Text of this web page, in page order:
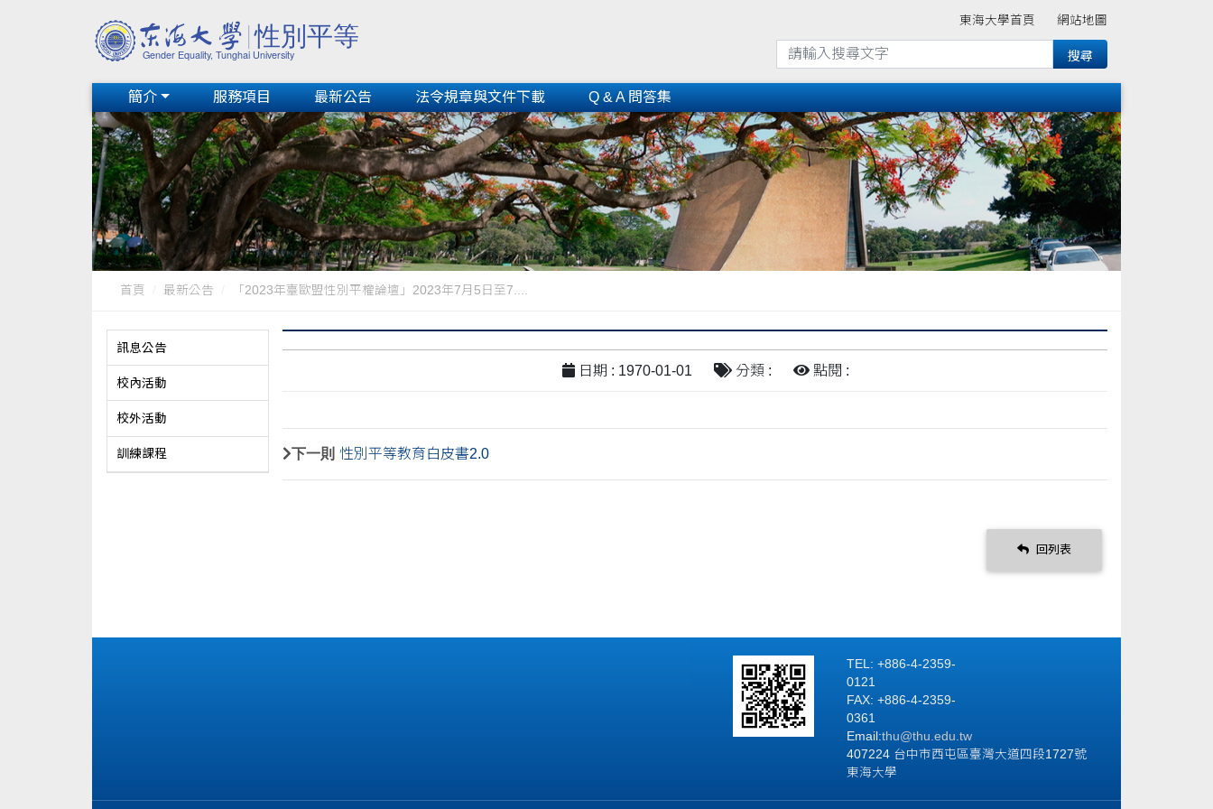
東海大學首頁 網站地圖
簡介 服務項目 最新公告 法令規章與文件下載 Q & A 問答集
首頁 最新公告 「2023年臺歐盟性別平權論壇」2023年7月5日至7....
訊息公告
校內活動
校外活動
訓練課程
日期 : 1970-01-01 分類 : 點閱 :
下一則 性別平等教育白皮書2.0
回列表
TEL: +886-4-2359-
0121
FAX: +886-4-2359-
0361
Email:thu@thu.edu.tw
407224 台中市西屯區臺灣大道四段1727號
東海大學